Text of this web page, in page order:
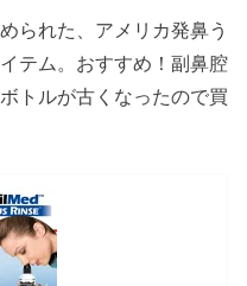
られた、アメリカ発鼻う
テム。おすすめ！副鼻腔
トルが古くなったので買